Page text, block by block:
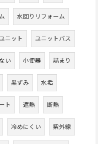
水回りリフォーム
ユニット ユニットバス
い 小便器 詰まり
黒ずみ 水垢
ト 遮熱 断熱
冷めにくい 紫外線